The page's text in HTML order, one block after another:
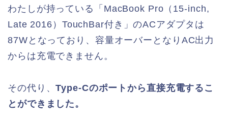
わたしが持っている「MacBook Pro（15-inch,
Late 2016）TouchBar付き」のACアダプタは
87Wとなっており、容量オーバーとなりAC出力
からは充電できません。
その代り、Type-Cのポートから直接充電するこ
とができました。